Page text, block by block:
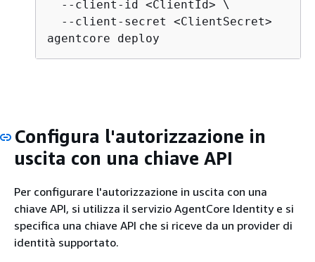
  --client-id <ClientId> \
  --client-secret <ClientSecret>
agentcore deploy
Configura l'autorizzazione in
uscita con una chiave API
Per configurare l'autorizzazione in uscita con una
chiave API, si utilizza il servizio AgentCore Identity e si
specifica una chiave API che si riceve da un provider di
identità supportato.